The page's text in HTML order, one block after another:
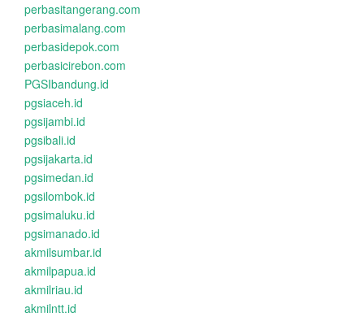
perbasitangerang.com
perbasimalang.com
perbasidepok.com
perbasicirebon.com
PGSIbandung.id
pgsiaceh.id
pgsijambi.id
pgsibali.id
pgsijakarta.id
pgsimedan.id
pgsilombok.id
pgsimaluku.id
pgsimanado.id
akmilsumbar.id
akmilpapua.id
akmilriau.id
akmilntt.id